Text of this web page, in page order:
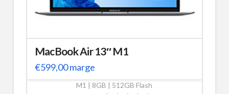
MacBook Air 13″ M1
€599,00marge
M1 | 8GB | 512GB Flash